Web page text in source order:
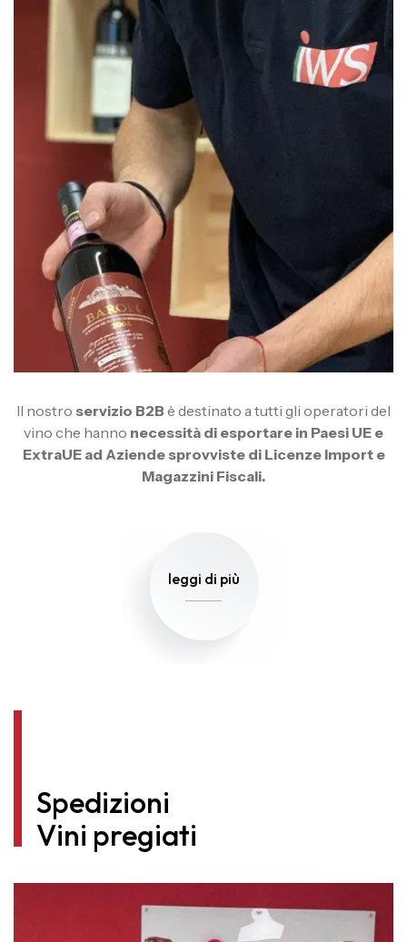
Il nostro servizio B2B è destinato a tutti gli operatori del
vino che hanno necessità di esportare in Paesi UE e
ExtraUE ad Aziende sprovviste di Licenze Import e
Magazzini Fiscali.
leggi di più
Spedizioni
Vini pregiati